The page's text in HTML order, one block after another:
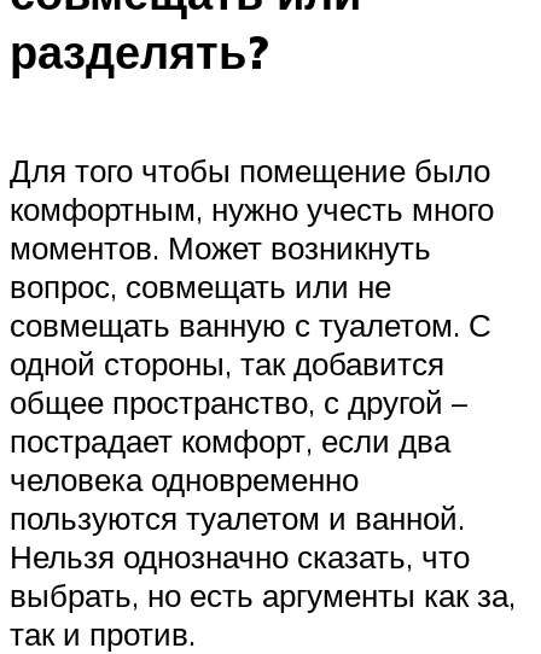
разделять?
Для того чтобы помещение было
комфортным, нужно учесть много
моментов. Может возникнуть
вопрос, совмещать или не
совмещать ванную с туалетом. С
одной стороны, так добавится
общее пространство, с другой –
пострадает комфорт, если два
человека одновременно
пользуются туалетом и ванной.
Нельзя однозначно сказать, что
выбрать, но есть аргументы как за,
так и против.